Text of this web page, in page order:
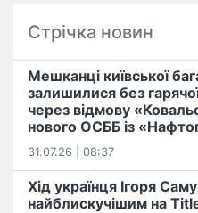
Стрічка новин
Мешканці київської
залишилися без
через відмову
нового ОСББ із
31.07.26 | 08:37
Хід українця Ігоря
найблискучішим на